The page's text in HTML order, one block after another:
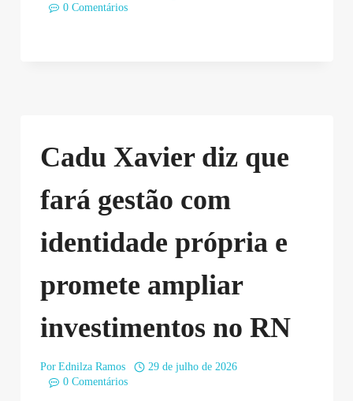
0 Comentários
Cadu Xavier diz que
fará gestão com
identidade própria e
promete ampliar
investimentos no RN
Por Ednilza Ramos
29 de julho de 2026
0 Comentários